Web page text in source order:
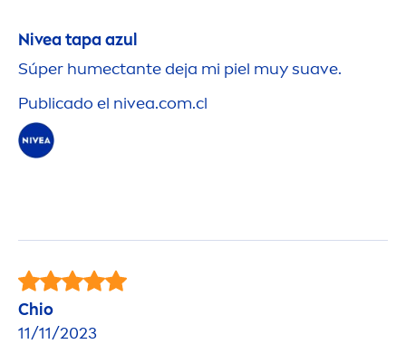
Niveatapa azul
Súper humectante deja mi piel muy suave.
Publicado el nivea.com.cl
Chio
11/11/2023